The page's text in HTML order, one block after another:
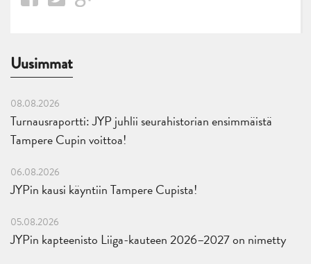
Uusimmat
08.08.2026
Turnausraportti: JYP juhlii seurahistorian ensimmäistä
Tampere Cupin voittoa!
06.08.2026
JYPin kausi käyntiin Tampere Cupista!
05.08.2026
JYPin kapteenisto Liiga-kauteen 2026–2027 on nimetty